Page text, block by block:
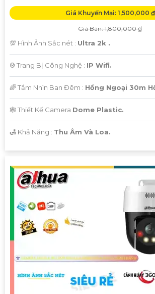
Giá Khuyến Mại: 1,500,000 ₫
Giá Bán: 1,800,000 ₫
💯 Hình Ảnh Sắc nét : Ultra 2k .
®️ Trang Bị Công Nghệ : IP Wifi.
🌈 Tầm Nhìn Ban Đêm : Hồng Ngoại 30m
🕸️ Thiết Kế Camera Dome Plastic.
️🛃 Khả Năng : Thu Âm Và Loa.